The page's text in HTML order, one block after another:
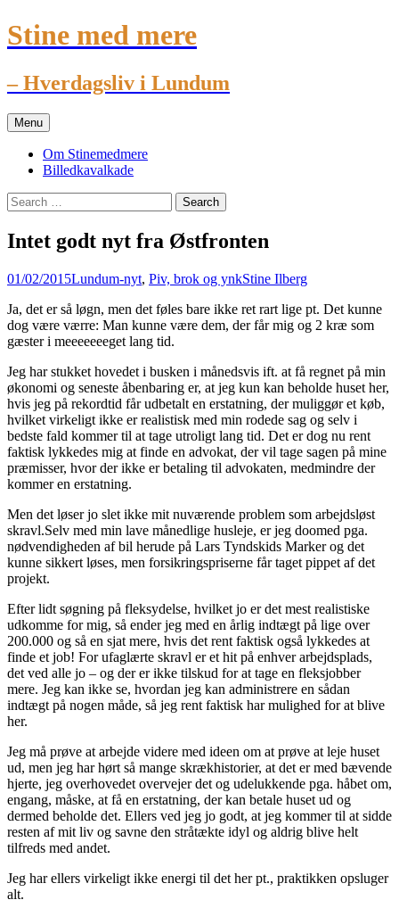
Stine med mere
– Hverdagsliv i Lundum
Menu Skip
to
content
Om Stinemedmere
Billedkavalkade
Search
for:
Intet godt nyt fra Østfronten
01/02/2015Lundum-nyt, Piv, brok og ynkStine Ilberg
Ja, det er så løgn, men det føles bare ikke ret rart lige pt. Det kunne
dog være værre: Man kunne være dem, der får mig og 2 kræ som
gæster i meeeeeeeget lang tid.
Jeg har stukket hovedet i busken i månedsvis ift. at få regnet på min
økonomi og seneste åbenbaring er, at jeg kun kan beholde huset her,
hvis jeg på rekordtid får udbetalt en erstatning, der muliggør et køb,
hvilket virkeligt ikke er realistisk med min rodede sag og selv i
bedste fald kommer til at tage utroligt lang tid. Det er dog nu rent
faktisk lykkedes mig at finde en advokat, der vil tage sagen på mine
præmisser, hvor der ikke er betaling til advokaten, medmindre der
kommer en erstatning.
Men det løser jo slet ikke mit nuværende problem som arbejdsløst
skravl.Selv med min lave månedlige husleje, er jeg doomed pga.
nødvendigheden af bil herude på Lars Tyndskids Marker og det
kunne sikkert løses, men forsikringspriserne får taget pippet af det
projekt.
Efter lidt søgning på fleksydelse, hvilket jo er det mest realistiske
udkomme for mig, så ender jeg med en årlig indtægt på lige over
200.000 og så en sjat mere, hvis det rent faktisk også lykkedes at
finde et job! For ufaglærte skravl er et hit på enhver arbejdsplads,
det ved alle jo – og der er ikke tilskud for at tage en fleksjobber
mere. Jeg kan ikke se, hvordan jeg kan administrere en sådan
indtægt på nogen måde, så jeg rent faktisk har mulighed for at blive
her.
Jeg må prøve at arbejde videre med ideen om at prøve at leje huset
ud, men jeg har hørt så mange skrækhistorier, at det er med bævende
hjerte, jeg overhovedet overvejer det og udelukkende pga. håbet om,
engang, måske, at få en erstatning, der kan betale huset ud og
dermed beholde det. Ellers ved jeg jo godt, at jeg kommer til at sidde
resten af mit liv og savne den stråtækte idyl og aldrig blive helt
tilfreds med andet.
Jeg har ellers virkeligt ikke energi til det her pt., praktikken opsluger
alt.